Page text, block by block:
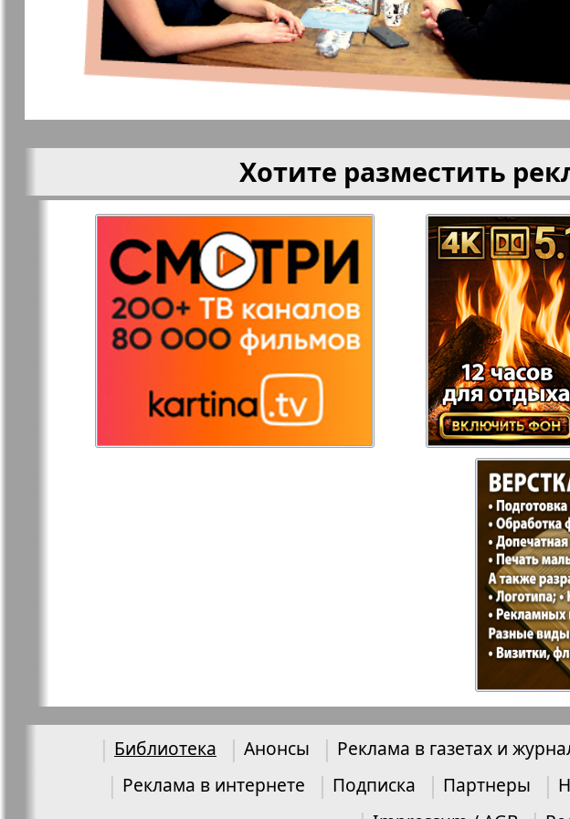
Кругозор Кругозор плюс!
Le Voyageur Life in Франкфурт М-
Мир отдыха и
здоровья
МК Испания
Наш Иерусалим Наш мир
Наше Турбюро Нескучная газета
Остров там и тут
Ost-West
Panorama
Рубеж Русская Газета
Хотите разместить
Библиотека Анонсы Реклама в газетах и
Реклама в интернете
Подписка Партнеры